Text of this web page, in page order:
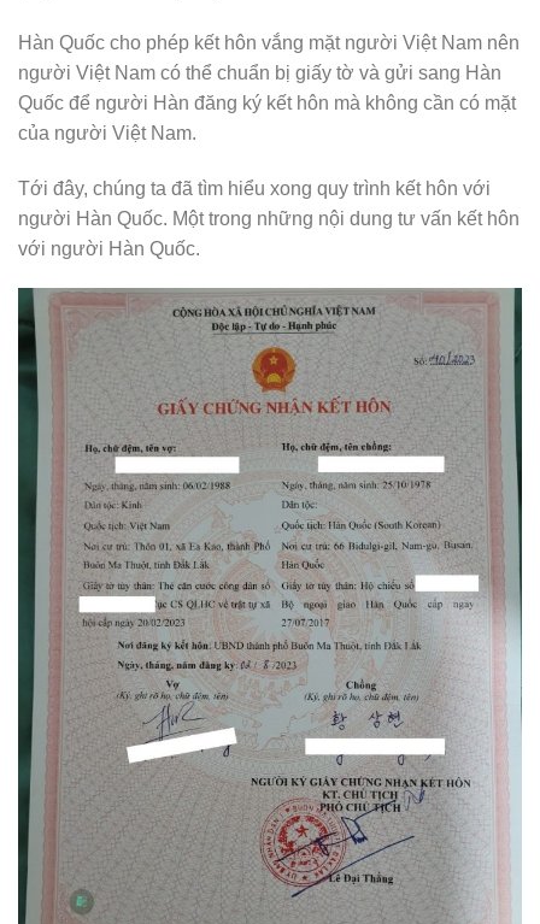
Hàn Quốc cho phép kết hôn vắng mặt người Việt Nam nên
người Việt Nam có thể chuẩn bị giấy tờ và gửi sang Hàn
Quốc để người Hàn đăng ký kết hôn mà không cần có mặt
của người Việt Nam.
Tới đây, chúng ta đã tìm hiểu xong quy trình kết hôn với
người Hàn Quốc. Một trong những nội dung tư vấn kết hôn
với người Hàn Quốc.